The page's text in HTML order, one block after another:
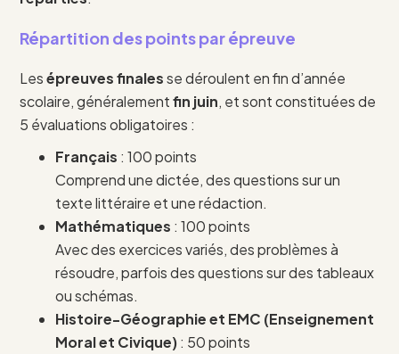
Répartition des points par épreuve
Lesépreuves finalesse déroulent en fin d’année
scolaire, généralementfin juin, et sont constituées de
5 évaluations obligatoires :
Français : 100 points
Comprend une dictée, des questions sur un
texte littéraire et une rédaction.
Mathématiques : 100 points
Avec des exercices variés, des problèmes à
résoudre, parfois des questions sur des tableaux
ou schémas.
Histoire-Géographie et EMC (Enseignement
Moral et Civique): 50 points